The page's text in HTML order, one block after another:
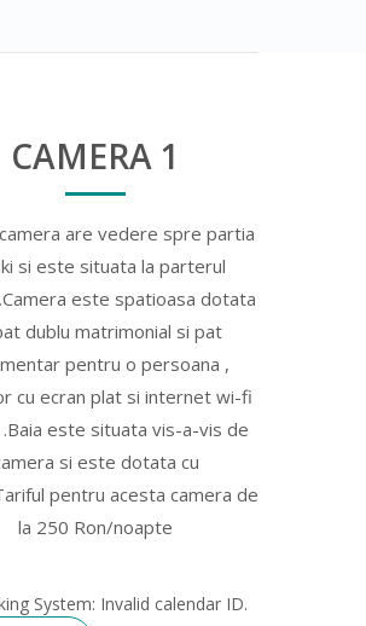
CAMERA 1
are vedere spre partia
si este situata la parterul
este spatioasa dotata
dublu matrimonial si pat
pentru o persoana ,
cu ecran plat si internet wi-fi
este situata vis-a-vis de
si este dotata cu
pentru acesta camera de
la 250 Ron/noapte
System: Invalid calendar ID.